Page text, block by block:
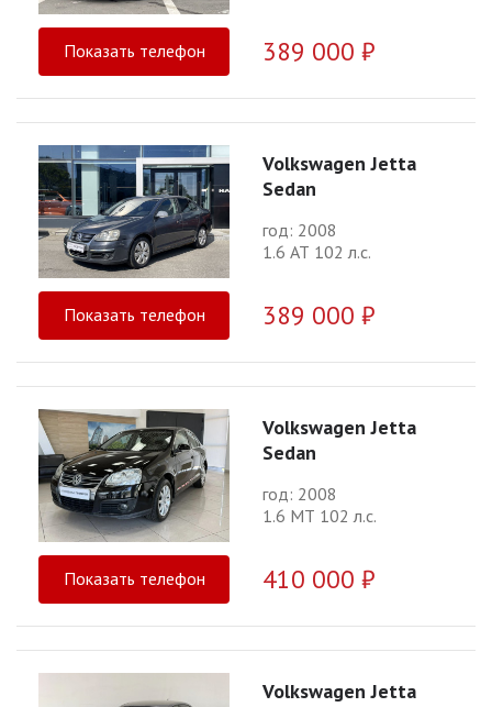
Показать телефон 389 000 ₽
Volkswagen Jetta
Sedan
год: 2008
1.6 АТ 102 л.с.
Показать телефон 389 000 ₽
Volkswagen Jetta
Sedan
год: 2008
1.6 МТ 102 л.с.
Показать телефон 410 000 ₽
Volkswagen Jetta